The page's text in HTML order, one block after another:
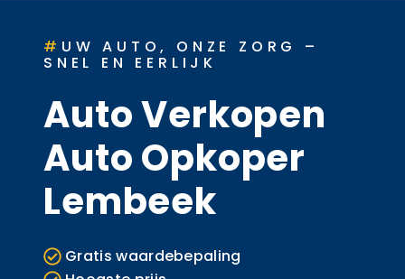
# UW AUTO, ONZE ZORG –
SNEL EN EERLIJK
Auto Verkopen
Auto Opkoper
Lembeek
Gratis waardebepaling